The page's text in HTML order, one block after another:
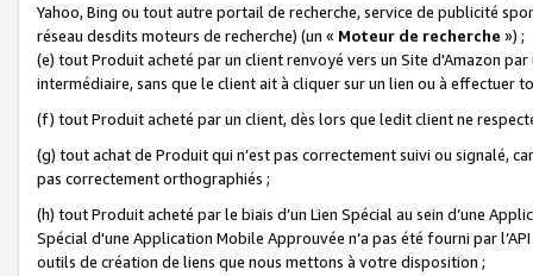
Yahoo, Bing ou tout autre portail de recherche, service de publicité
réseau desdits moteurs de recherche) (un « Moteur de recherche ») ;
(e) tout Produit acheté par un client renvoyé vers un Site d'Amazon
intermédiaire, sans que le client ait à cliquer sur un lien ou à
(f) tout Produit acheté par un client, dès lors que ledit client ne
(g) tout achat de Produit qui n’est pas correctement suivi ou signalé,
pas correctement orthographiés ;
(h) tout Produit acheté par le biais d’un Lien Spécial au sein d’une
Spécial d'une Application Mobile Approuvée n’a pas été fourni par
outils de création de liens que nous mettons à votre disposition ;